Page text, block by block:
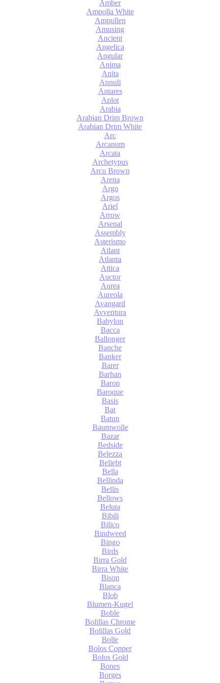
Amber
Ampolla White
Ampullen
Amusing
Ancient
Angelica
Angular
Anima
Anita
Annuli
Antares
Aplot
Arabia
Arabian Drim Brown
Arabian Drim White
Arc
Arcanum
Arcata
Archetypus
Arcu Brown
Arena
Argo
Argos
Ariel
Arrow
Arsenal
Assembly
Asterismo
Atlant
Atlanta
Attica
Auctor
Aurea
Aureola
Avangard
Avventura
Babylon
Bacca
Ballonger
Banche
Banker
Barer
Barhan
Baron
Baroque
Basis
Bat
Batun
Baumwolle
Bazar
Bedside
Belezza
Beliebt
Bella
Bellinda
Bellis
Bellows
Beluta
Bibili
Bilico
Bindweed
Bingo
Birds
Birra Gold
Birra White
Bison
Blanca
Blob
Blumen-Kugel
Boble
Bolillas Chrome
Bolillas Gold
Bolle
Bolos Copper
Bolos Gold
Bones
Borges